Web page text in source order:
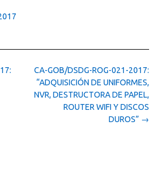
CA-GOB/DSDG-ROG-021-2017:
“ADQUISICIÓN DE UNIFORMES,
NVR, DESTRUCTORA DE PAPEL,
ROUTER WIFI Y DISCOS
DUROS” →